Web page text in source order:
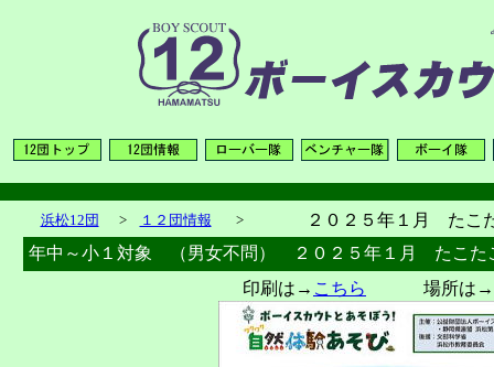
浜松12団 > １２団情報 >
２０２５年１月 たこ
年中～小１対象 （男女不問） ２０２５年１月 たこた
印刷は→ こちら 場所は→